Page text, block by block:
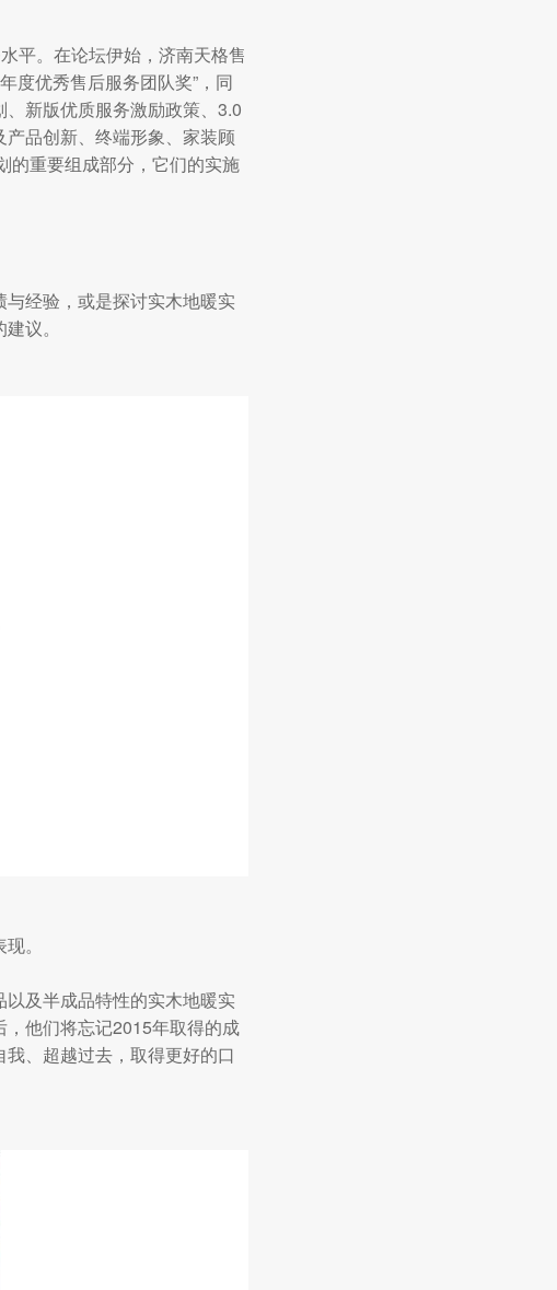
平。在论坛伊始，济南天格售
度优秀售后服务团队奖”，同
新版优质服务激励政策、3.0
品创新、终端形象、家装顾
的重要组成部分，它们的实施
经验，或是探讨实木地暖实
议。
。
及半成品特性的实木地暖实
他们将忘记2015年取得的成
、超越过去，取得更好的口